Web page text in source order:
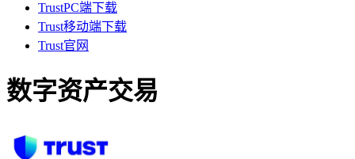
TrustPC端下载
Trust移动端下载
Trust官网
数字资产交易